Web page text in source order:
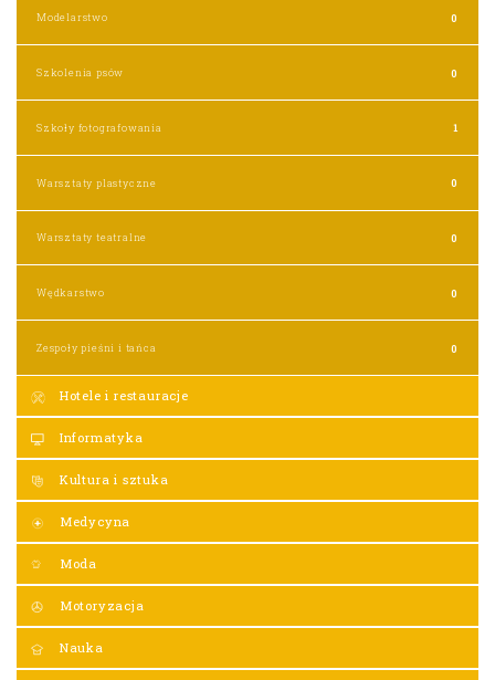
Modelarstwo 0
Szkolenia psów 0
Szkoły fotografowania 1
Warsztaty plastyczne 0
Warsztaty teatralne 0
Wędkarstwo 0
Zespoły pieśni i tańca 0
Hotele i restauracje
Informatyka
Kultura i sztuka
Medycyna
Moda
Motoryzacja
Nauka